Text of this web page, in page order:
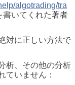
algotrading/tra
書いてくれた著者
対に正しい方法で
析、その他の分析
ていません：